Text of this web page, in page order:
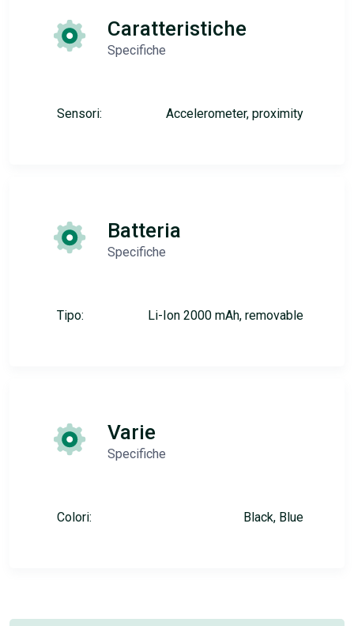
Caratteristiche
Specifiche
Sensori: Accelerometer, proximity
Batteria
Specifiche
Tipo: Li-Ion 2000 mAh, removable
Varie
Specifiche
Colori: Black, Blue